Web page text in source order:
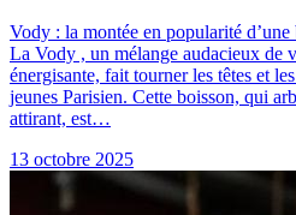
Vody : la montée en popularité
La Vody , un mélange audacieux de
énergisante, fait tourner les têtes et
jeunes Parisien. Cette boisson, qui
attirant, est…
13 octobre 2025